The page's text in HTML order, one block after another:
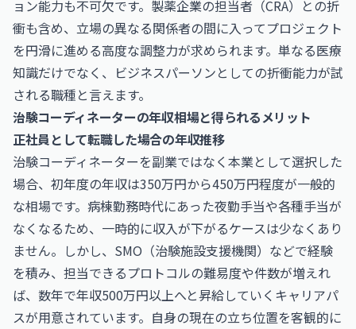
ョン能力も不可欠です。製薬企業の担当者（CRA）との折
衝も含め、立場の異なる関係者の間に入ってプロジェクト
を円滑に進める高度な調整力が求められます。単なる医療
知識だけでなく、ビジネスパーソンとしての折衝能力が試
される職種と言えます。
治験コーディネーターの年収相場と得られるメリット
正社員として転職した場合の年収推移
治験コーディネーターを副業ではなく本業として選択した
場合、初年度の年収は350万円から450万円程度が一般的
な相場です。病棟勤務時代にあった夜勤手当や各種手当が
なくなるため、一時的に収入が下がるケースは少なくあり
ません。しかし、SMO（治験施設支援機関）などで経験
を積み、担当できるプロトコルの難易度や件数が増えれ
ば、数年で年収500万円以上へと昇給していくキャリアパ
スが用意されています。自身の現在の立ち位置を客観的に